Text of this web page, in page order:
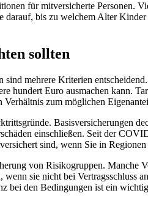
für mitversicherte Personen.
darauf, bis zu welchem Alter
sollten
mehrere Kriterien
hundert Euro ausmachen kann.
zum möglichen
Basisversicherungen
einschließen. Seit der
sind, wenn Sie in
von Risikogruppen. Manche
sie nicht bei Vertragsschluss
bei den Bedingungen ist ein